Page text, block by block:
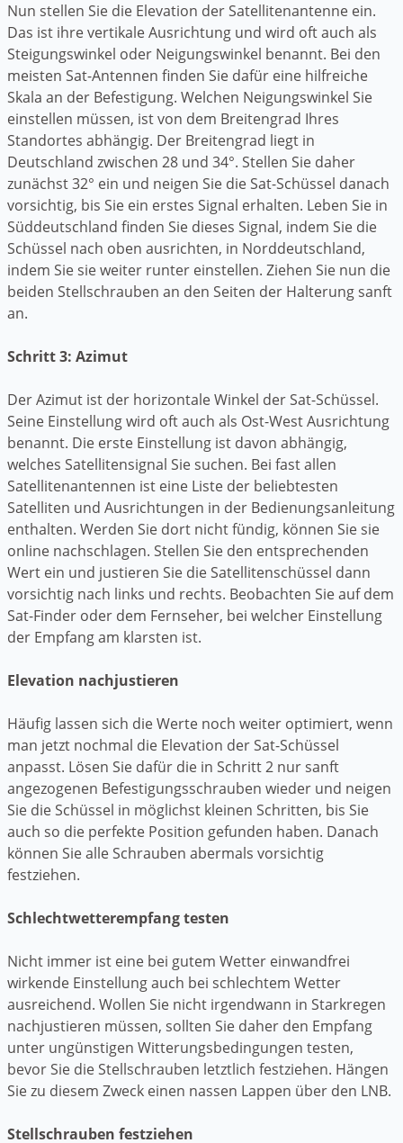
Nun stellen Sie die Elevation der Satellitenantenne ein.
Das ist ihre vertikale Ausrichtung und wird oft auch als
Steigungswinkel oder Neigungswinkel benannt. Bei den
meisten Sat-Antennen finden Sie dafür eine hilfreiche
Skala an der Befestigung. Welchen Neigungswinkel Sie
einstellen müssen, ist von dem Breitengrad Ihres
Standortes abhängig. Der Breitengrad liegt in
Deutschland zwischen 28 und 34°. Stellen Sie daher
zunächst 32° ein und neigen Sie die Sat-Schüssel danach
vorsichtig, bis Sie ein erstes Signal erhalten. Leben Sie in
Süddeutschland finden Sie dieses Signal, indem Sie die
Schüssel nach oben ausrichten, in Norddeutschland,
indem Sie sie weiter runter einstellen. Ziehen Sie nun die
beiden Stellschrauben an den Seiten der Halterung sanft
an.
Schritt 3: Azimut
Der Azimut ist der horizontale Winkel der Sat-Schüssel.
Seine Einstellung wird oft auch als Ost-West Ausrichtung
benannt. Die erste Einstellung ist davon abhängig,
welches Satellitensignal Sie suchen. Bei fast allen
Satellitenantennen ist eine Liste der beliebtesten
Satelliten und Ausrichtungen in der Bedienungsanleitung
enthalten. Werden Sie dort nicht fündig, können Sie sie
online nachschlagen. Stellen Sie den entsprechenden
Wert ein und justieren Sie die Satellitenschüssel dann
vorsichtig nach links und rechts. Beobachten Sie auf dem
Sat-Finder oder dem Fernseher, bei welcher Einstellung
der Empfang am klarsten ist.
Elevation nachjustieren
Häufig lassen sich die Werte noch weiter optimiert, wenn
man jetzt nochmal die Elevation der Sat-Schüssel
anpasst. Lösen Sie dafür die in Schritt 2 nur sanft
angezogenen Befestigungsschrauben wieder und neigen
Sie die Schüssel in möglichst kleinen Schritten, bis Sie
auch so die perfekte Position gefunden haben. Danach
können Sie alle Schrauben abermals vorsichtig
festziehen.
Schlechtwetterempfang testen
Nicht immer ist eine bei gutem Wetter einwandfrei
wirkende Einstellung auch bei schlechtem Wetter
ausreichend. Wollen Sie nicht irgendwann in Starkregen
nachjustieren müssen, sollten Sie daher den Empfang
unter ungünstigen Witterungsbedingungen testen,
bevor Sie die Stellschrauben letztlich festziehen. Hängen
Sie zu diesem Zweck einen nassen Lappen über den LNB.
Stellschrauben festziehen